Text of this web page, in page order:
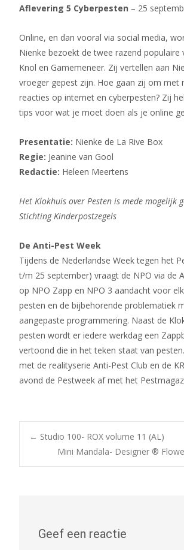
Aflevering 5 Cyberpesten – 25
Online, en dan vooral via social media,
Nienke bezoekt de twee razend populaire
Knol en Gamemeneer. Zij vertellen aan
vroeger gepest zijn. Hoe gaan zij om met
reacties op internet en cyberpesten? Zij
tips voor wat je moet doen als je online
Presentatie: Nienke de La Rive Box
Regie: Jeanine van Gool
Redactie: Heleen Meertens
Het Klokhuis over Pesten is mede mogelijk
Stichting Kinderpostzegels
De Anti-Pest Week
Tijdens de Nederlandse Week tegen het
t/m 25 september) vraagt de NPO via de
op NPO Zapp en NPO 3 aandacht voor
pesten en de bijbehorende problematiek
aangepaste programmering. Naast de
pesten wordt er iedere werkdag een
vertoond die in het teken staat van
met de realityserie Anti-Pest Club en de
avond de Pestweek af met het
Bericht
← Studio 100- ROX volume 11 (AL)
Mini Mandala- Designer ®
Geef een reactie